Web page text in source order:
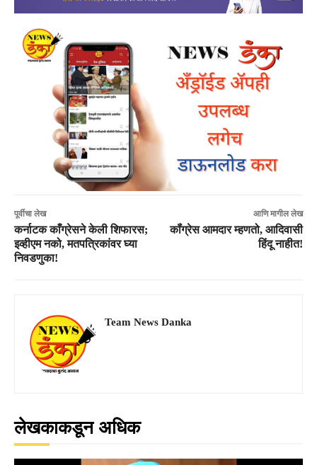
पूर्वीचा लेख
कर्नाटक काँग्रेसने केली शिफारस;
इव्हीएम नको, मतपत्रिकांवर घ्या
निवडणुका!
आणि मागील लेख
कॉंग्रेस आमदार म्हणतो, आदिवासी
हिंदू नाहीत!
Team News Danka
लेखकाकडून अधिक